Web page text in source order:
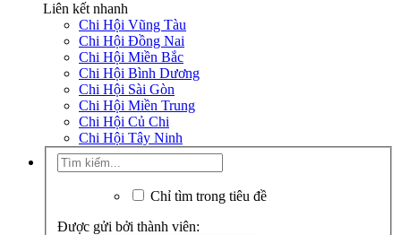
Liên kết nhanh
Chi Hội Vũng Tàu
Chi Hội Đồng Nai
Chi Hội Miền Bắc
Chi Hội Bình Dương
Chi Hội Sài Gòn
Chi Hội Miền Trung
Chi Hội Củ Chi
Chi Hội Tây Ninh
Chỉ tìm trong tiêu đề
Được gửi bởi thành viên: